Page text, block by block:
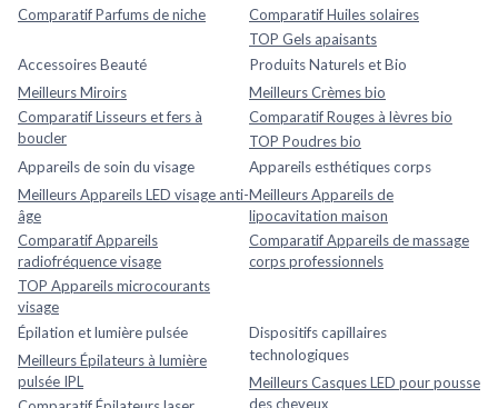
Comparatif Parfums de niche
Comparatif Huiles solaires
TOP Gels apaisants
Accessoires Beauté
Meilleurs Miroirs
Comparatif Lisseurs et fers à
boucler
Produits Naturels et Bio
Meilleurs Crèmes bio
Comparatif Rouges à lèvres bio
TOP Poudres bio
Appareils de soin du visage
Meilleurs Appareils LED visage anti-
âge
Comparatif Appareils
radiofréquence visage
TOP Appareils microcourants
visage
Appareils esthétiques corps
Meilleurs Appareils de
lipocavitation maison
Comparatif Appareils de massage
corps professionnels
Épilation et lumière pulsée
Meilleurs Épilateurs à lumière
pulsée IPL
Dispositifs capillaires
technologiques
Meilleurs Casques LED pour pousse
des cheveux